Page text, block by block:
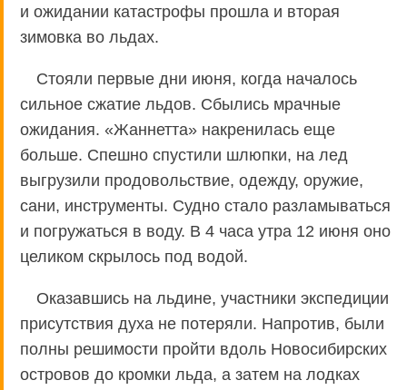
и ожидании катастрофы прошла и вторая
зимовка во льдах.
Стояли первые дни июня, когда началось
сильное сжатие льдов. Сбылись мрачные
ожидания. «Жаннетта» накренилась еще
больше. Спешно спустили шлюпки, на лед
выгрузили продовольствие, одежду, оружие,
сани, инструменты. Судно стало разламываться
и погружаться в воду. В 4 часа утра 12 июня оно
целиком скрылось под водой.
Оказавшись на льдине, участники экспедиции
присутствия духа не потеряли. Напротив, были
полны решимости пройти вдоль Новосибирских
островов до кромки льда, а затем на лодках